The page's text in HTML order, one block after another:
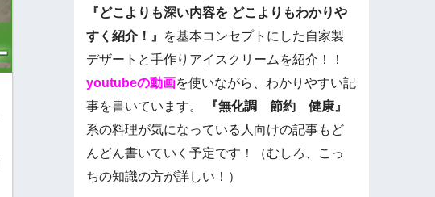
『どこよりも深い内容を どこよりもわかりや
すく紹介！』
を基本コンセプトにした自家製
デザートと手作りアイスクリームを紹介！！
youtubeの動画を使いながら、わかりやすい記
事を書いています。
『無化調 節約 健康』
系の料理が気になっている人向けの記事もど
んどん書いていく予定です！（むしろ、こっ
ちの知識の方が詳しい！）